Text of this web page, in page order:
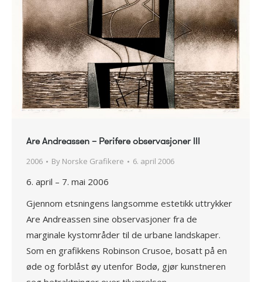
Are Andreassen – Perifere observasjoner III
2006 By Norske Grafikere 6. april 2006
6. april – 7. mai 2006
Gjennom etsningens langsomme estetikk uttrykker
Are Andreassen sine observasjoner fra de
marginale kystområder til de urbane landskaper.
Som en grafikkens Robinson Crusoe, bosatt på en
øde og forblåst øy utenfor Bodø, gjør kunstneren